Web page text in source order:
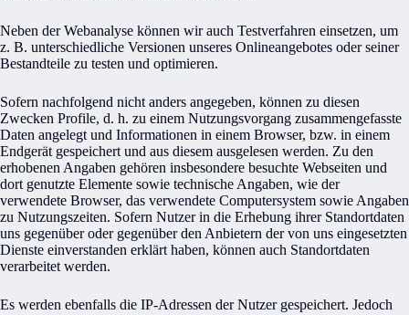
Neben der Webanalyse können wir auch Testverfahren einsetzen, um
z. B. unterschiedliche Versionen unseres Onlineangebotes oder seiner
Bestandteile zu testen und optimieren.
Sofern nachfolgend nicht anders angegeben, können zu diesen
Zwecken Profile, d. h. zu einem Nutzungsvorgang zusammengefasste
Daten angelegt und Informationen in einem Browser, bzw. in einem
Endgerät gespeichert und aus diesem ausgelesen werden. Zu den
erhobenen Angaben gehören insbesondere besuchte Webseiten und
dort genutzte Elemente sowie technische Angaben, wie der
verwendete Browser, das verwendete Computersystem sowie Angaben
zu Nutzungszeiten. Sofern Nutzer in die Erhebung ihrer Standortdaten
uns gegenüber oder gegenüber den Anbietern der von uns eingesetzten
Dienste einverstanden erklärt haben, können auch Standortdaten
verarbeitet werden.
Es werden ebenfalls die IP-Adressen der Nutzer gespeichert. Jedoch